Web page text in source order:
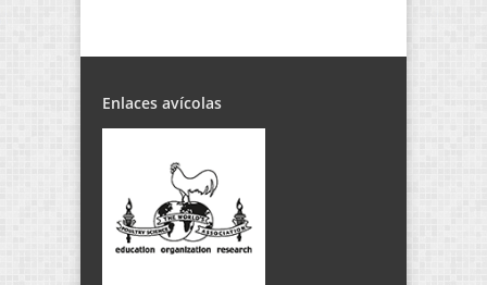
Enlaces avícolas